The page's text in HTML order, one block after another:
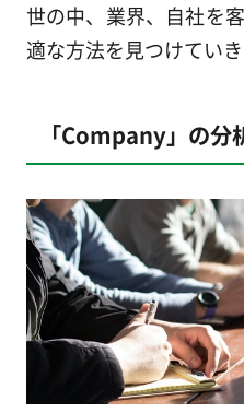
世の中、業界、自社を
適な方法を見つけていき
「Company」の分